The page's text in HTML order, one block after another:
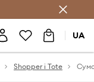
UA
Shopper і Tote